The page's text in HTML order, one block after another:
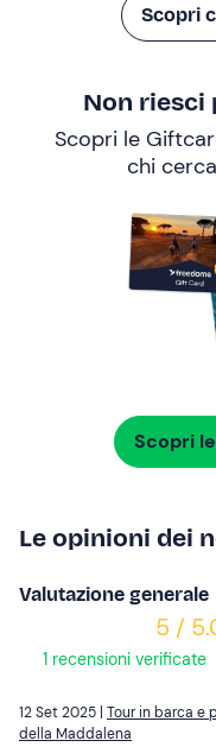
Scopri
Non riesci
Scopri le
chi
Scopri
Le opinioni dei
Valutazione generale
5 /
1 recensioni verificate
12 Set 2025 | Tour in barca e
della Maddalena